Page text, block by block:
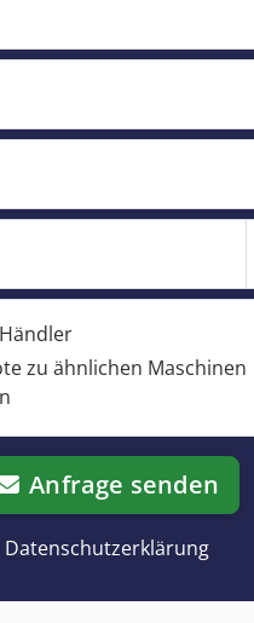
zu ähnlichen Maschinen
Anfrage senden
Datenschutzerklärung